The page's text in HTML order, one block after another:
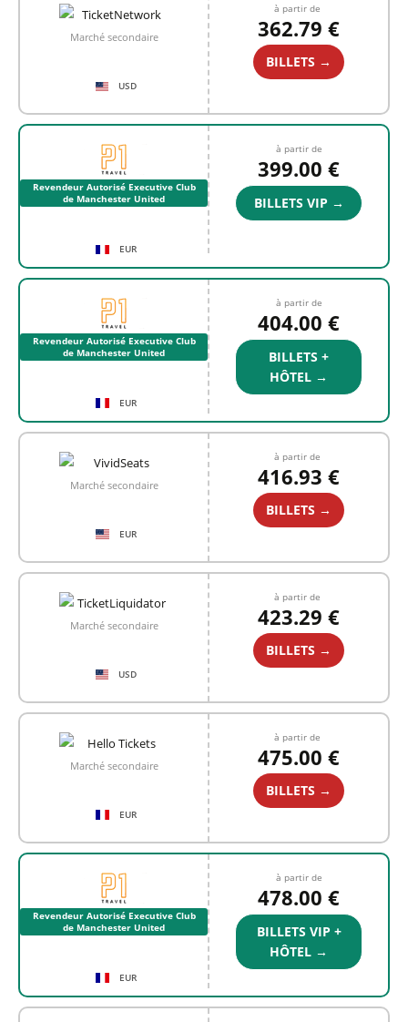
Marché secondaire
USD
à partir de
362.79 €
BILLETS →
Revendeur Autorisé Executive Club
de Manchester United
EUR
à partir de
399.00 €
BILLETS VIP →
Revendeur Autorisé Executive Club
de Manchester United
EUR
à partir de
404.00 €
BILLETS +
HÔTEL →
Marché secondaire
EUR
à partir de
416.93 €
BILLETS →
Marché secondaire
USD
à partir de
423.29 €
BILLETS →
Marché secondaire
EUR
à partir de
475.00 €
BILLETS →
Revendeur Autorisé Executive Club
de Manchester United
EUR
à partir de
478.00 €
BILLETS VIP +
HÔTEL →